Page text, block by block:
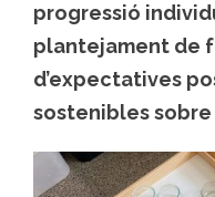
progressió
plantejament de
d’expectatives
sostenibles sobre